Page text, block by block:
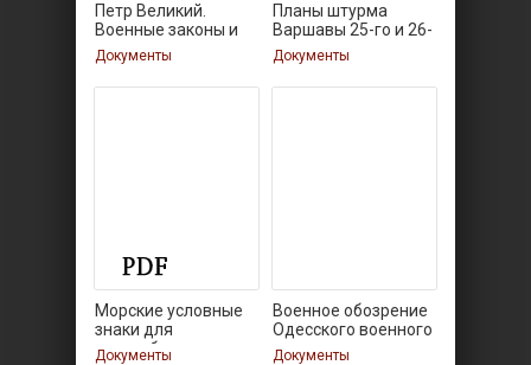
Петр Великий.
Военные законы и
Документы
Планы штурма
Варшавы 25-го и 26-
го
Документы
Морские условные
знаки для
употребления
Документы
Военное обозрение
Одесского военного
Документы